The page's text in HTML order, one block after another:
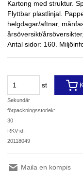
Kartong med struktur.
Flyttbar plastlinjal.
helgdagar/aftnar,
årsöversikt/
Antal sidor: 160.
st
Sekundär
förpackningsstorlek:
30
RKV-id:
20118049
Maila en kompis